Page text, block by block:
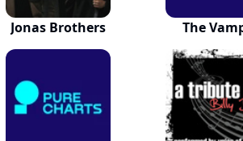
Jonas Brothers The